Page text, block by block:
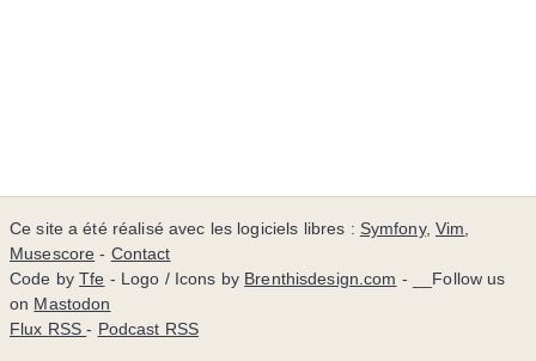
Ce site a été réalisé avec les logiciels libres : Symfony,Vim,
Musescore - Contact
Code byTfe - Logo / Icons by Brenthisdesign.com - __Follow us
on Mastodon
Flux RSS- Podcast RSS